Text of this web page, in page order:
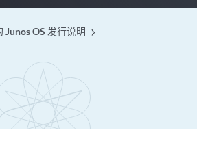
Junos OS 发行说明